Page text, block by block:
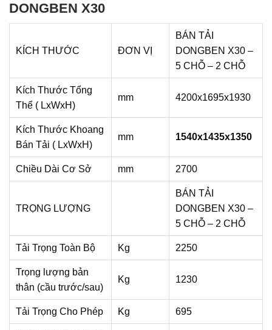
DONGBEN X30
KÍCH THƯỚC ĐƠN VỊ
BÁN TẢI
DONGBEN X30 –
5 CHỖ – 2 CHỖ
Kích Thước Tổng
Thể ( LxWxH)
mm 4200x1695x1930
Kích Thước Khoang
Bán Tải ( LxWxH)
mm 1540x1435x1350
Chiều Dài Cơ Sở mm 2700
TRỌNG LƯỢNG
BÁN TẢI
DONGBEN X30 –
5 CHỖ – 2 CHỖ
Tải Trọng Toàn Bộ Kg 2250
Trọng lượng bản
thân (cầu trước/sau)
Kg 1230
Tải Trọng Cho Phép Kg 695